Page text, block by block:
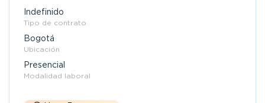
Indefinido
Tipo de contrato
Bogotá
Ubicación
Presencial
Modalidad laboral